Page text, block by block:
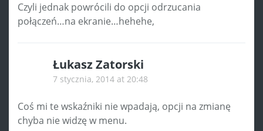
Czyli jednak powrócili do opcji odrzucania
połączeń…na ekranie…hehehe,
Łukasz Zatorski
7 stycznia, 2014 at 20:48
Coś mi te wskaźniki nie wpadają, opcji na zmianę
chyba nie widzę w menu.